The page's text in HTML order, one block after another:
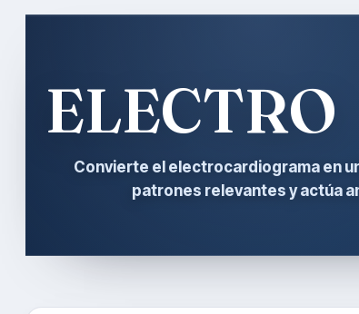
ELECTRO
Convierte el electrocardiograma en
patrones relevantes y actúa